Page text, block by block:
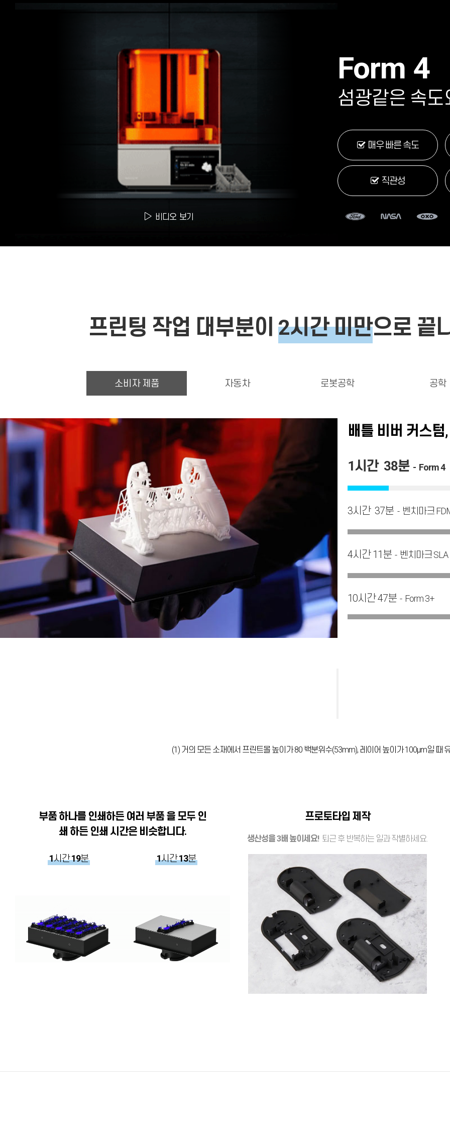
비디오 보기
Form 4
섬광같은 속
매우 빠른 속도
직관성
프린팅 작업 대부분이 2시간 미만으로 끝
소비자 제품 자동차 로봇공학 공학
배틀 비버 커스
1시간 38분 - Form 4
3시간 37분 - 벤치마크
4시간 11분 - 벤치마크 SLA
10시간 47분 - Form 3+
(1) 거의 모든 소재에서 프린트몰 높이가 80 백분위수(53mm), 레이어 높이가 100µm일 때
부품 하나를 인쇄하든 여러 부품 을 모두 인
쇄 하든 인쇄 시간은 비슷합니다.
1시간19분 1시간13분
프로토타입 제작
생산성을 3배 높이세요! 퇴근 후 반복하는 일과 작별하세요.